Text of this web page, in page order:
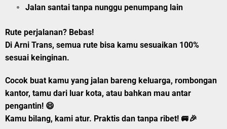
Jalan santai tanpa nunggu penumpang lain
Rute perjalanan? Bebas!
Di Arni Trans, semua rute bisa kamu sesuaikan 100%
sesuai keinginan.
Cocok buat kamu yang jalan bareng keluarga, rombongan
kantor, tamu dari luar kota, atau bahkan mau antar
pengantin! 😄
Kamu bilang, kami atur. Praktis dan tanpa ribet! 🚐🎉